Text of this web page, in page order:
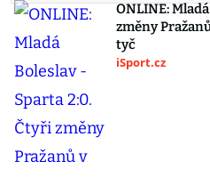
ONLINE:
změny
tyč
iSport.cz